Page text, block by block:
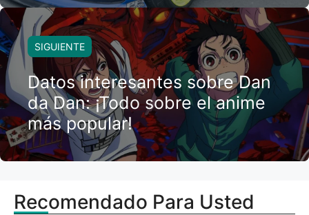
SIGUIENTE
Datos interesantes sobre Dan
da Dan: ¡Todo sobre el anime
más popular!
Recomendado Para Usted